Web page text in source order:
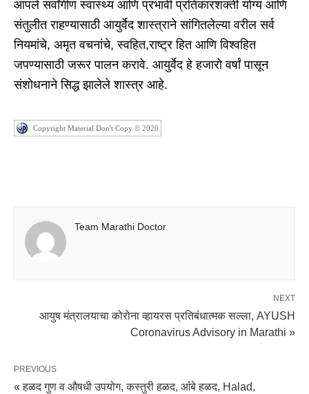
आपले सर्वांगीण स्वास्थ्य आणि प्रभावी प्रतिकारशक्ती योग्य आणि
संतुलीत राहण्यासाठी आयुर्वेद शास्त्राने सांगितलेल्या वरील सर्व
नियमांचे, अमृत वचनांचे, स्वहित,राष्ट्र हित आणि विश्वहित
जपण्यासाठी जरूर पालन करावे. आयुर्वेद हे हजारो वर्षां पासून
संशोधनाने सिद्ध झालेले शास्त्र आहे.
Copyright Material Don't Copy © 2020
Team Marathi Doctor
NEXT
आयुष मंत्रालयाचा कोरोना व्हायरस प्रतिबंधात्मक सल्ला, AYUSH
Coronavirus Advisory in Marathi »
PREVIOUS
« हळद गुण व औषधी उपयोग, कस्तुरी हळद, आंंबे हळद, Halad,